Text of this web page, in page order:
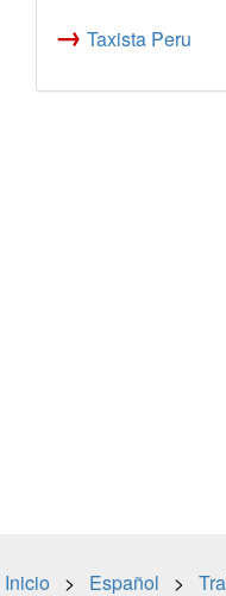
→ Taxista Peru
Inicio > Español >